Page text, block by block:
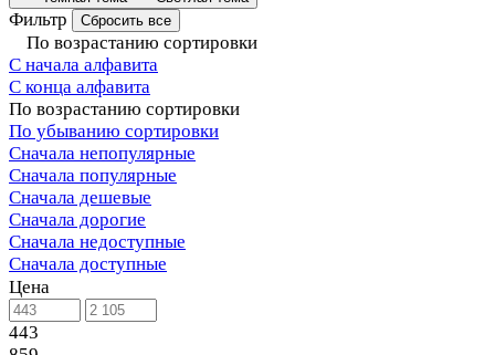
Фильтр Сбросить все
По возрастанию сортировки
С начала алфавита
С конца алфавита
По возрастанию сортировки
По убыванию сортировки
Сначала непопулярные
Сначала популярные
Сначала дешевые
Сначала дорогие
Сначала недоступные
Сначала доступные
Цена
443